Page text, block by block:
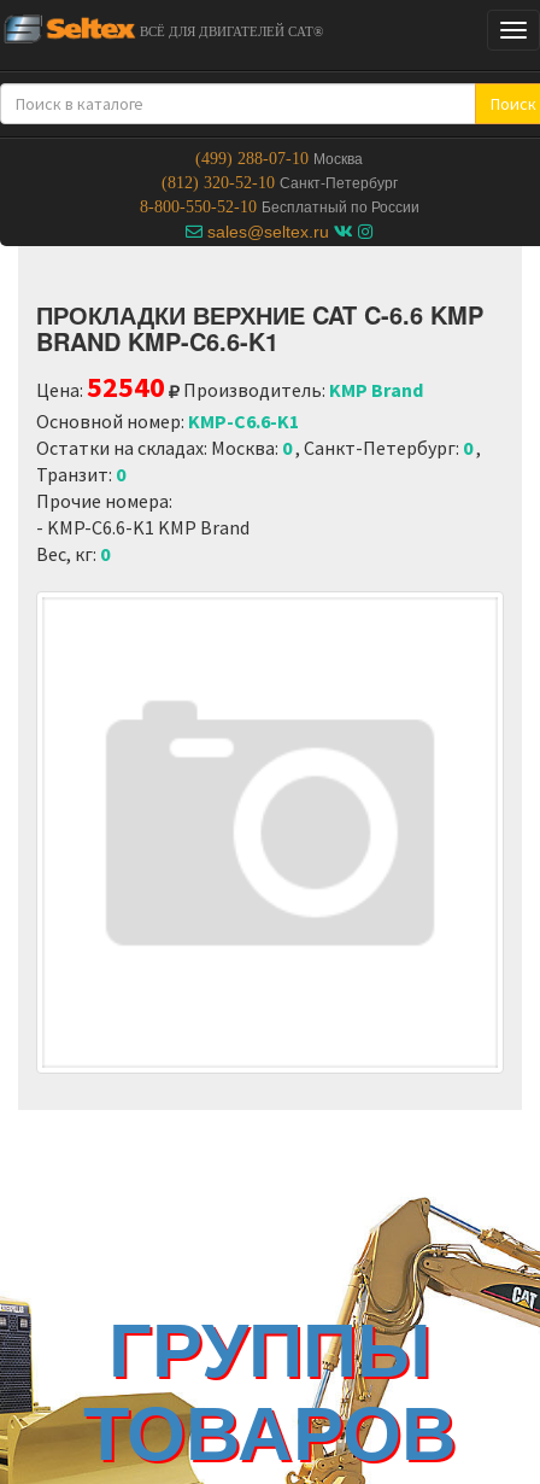
ВСЁ ДЛЯ ДВИГАТЕЛЕЙ CAT®
Поиск
(499) 288-07-10 Москва
(812) 320-52-10 Санкт-Петербург
8-800-550-52-10 Бесплатный по России
sales@seltex.ru
ПРОКЛАДКИ ВЕРХНИЕ CAT C-6.6 KMP
BRAND KMP-C6.6-K1
Цена: 52540 Производитель: KMP Brand
Основной номер: KMP-C6.6-K1
Остатки на складах: Москва: 0, Санкт-Петербург: 0,
Транзит: 0
Прочие номера:
- KMP-C6.6-K1 KMP Brand
Вес, кг: 0
ГРУППЫ
ТОВАРОВ